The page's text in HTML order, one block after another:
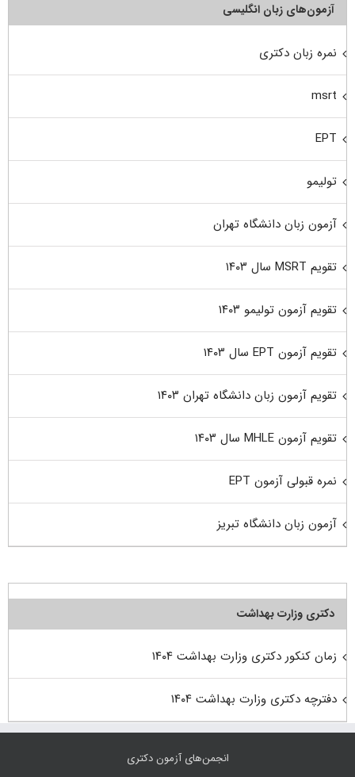
آزمون‌های زبان انگلیسی
نمره زبان دکتری
msrt
EPT
تولیمو
آزمون زبان دانشگاه تهران
تقویم MSRT سال ۱۴۰۳
تقویم آزمون تولیمو ۱۴۰۳
تقویم آزمون EPT سال ۱۴۰۳
تقویم آزمون زبان دانشگاه تهران ۱۴۰۳
تقویم آزمون MHLE سال ۱۴۰۳
نمره قبولی آزمون EPT
آزمون زبان دانشگاه تبریز
دکتری وزارت بهداشت
زمان کنکور دکتری وزارت بهداشت ۱۴۰۴
دفترچه دکتری وزارت بهداشت ۱۴۰۴
انجمن‌های آزمون دکتری